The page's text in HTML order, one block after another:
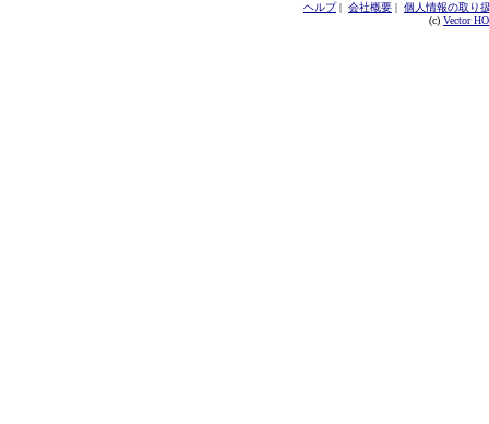
ヘルプ| 会社概要 | 個人情報の取り
(c) Vector